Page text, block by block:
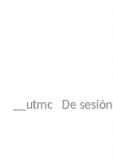
__utmc De sesión